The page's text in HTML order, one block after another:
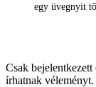
egy üvegnyit
Csak
írhatnak véleményt.